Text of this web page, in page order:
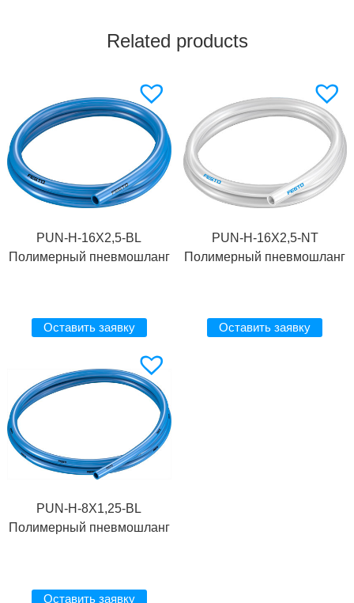
Related products
PUN-H-16X2,5-BL
Полимерный пневмошланг
Оставить заявку
PUN-H-16X2,5-NT
Полимерный пневмошланг
Оставить заявку
PUN-H-8X1,25-BL
Полимерный пневмошланг
Оставить заявку